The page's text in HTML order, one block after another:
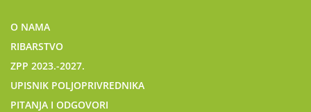
O NAMA
RIBARSTVO
ZPP 2023.-2027.
UPISNIK POLJOPRIVREDNIKA
PITANJA I ODGOVORI